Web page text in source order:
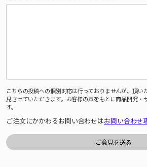
こちらの投稿への個別対応は行っておりませんが、頂い
見させていただきます。お客様の声をもとに商品開発・
す。
ご注文にかかわるお問い合わせはお問い合わせ